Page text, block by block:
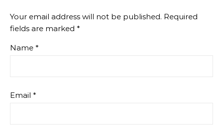
Your email address will not be published. Required
fields are marked *
Name *
Email *